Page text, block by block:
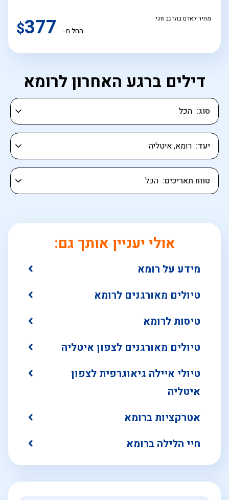
מחיר לאדם בהרכב זוגי
החל מ- $377
דילים ברגע האחרון לרומא
יעד
סוג
טווח תאריכים
אולי יעניין אותך גם:
מידע על רומא
טיולים מאורגנים לרומא
טיסות לרומא
טיולים מאורגנים לצפון איטליה
טיולי איילה גיאוגרפית לצפון
איטליה
אטרקציות ברומא
חיי הלילה ברומא